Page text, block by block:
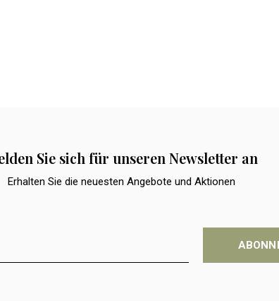
Sie sich für unseren Newsletter an
Erhalten Sie die neuesten Angebote und Aktionen